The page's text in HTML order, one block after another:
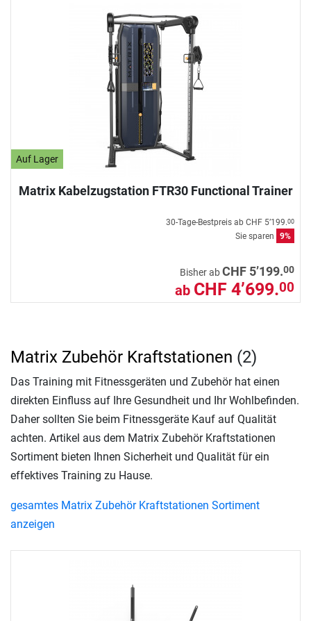
Auf Lager
Matrix Kabelzugstation FTR30 Functional Trainer
30-Tage-Bestpreis ab CHF 5’199.00
Sie sparen 9%
Bisher abCHF 5’199.00
ab CHF 4’699.00
Matrix Zubehör Kraftstationen (2)
Das Training mit Fitnessgeräten und Zubehör hat einen
direkten Einfluss auf Ihre Gesundheit und Ihr Wohlbefinden.
Daher sollten Sie beim Fitnessgeräte Kauf auf Qualität
achten. Artikel aus dem Matrix Zubehör Kraftstationen
Sortiment bieten Ihnen Sicherheit und Qualität für ein
effektives Training zu Hause.
gesamtes Matrix Zubehör Kraftstationen Sortiment
anzeigen